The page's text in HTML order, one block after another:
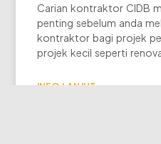
Carian kontraktor CIDB
penting sebelum anda
kontraktor bagi projek
projek kecil seperti
INFO LANJUT »